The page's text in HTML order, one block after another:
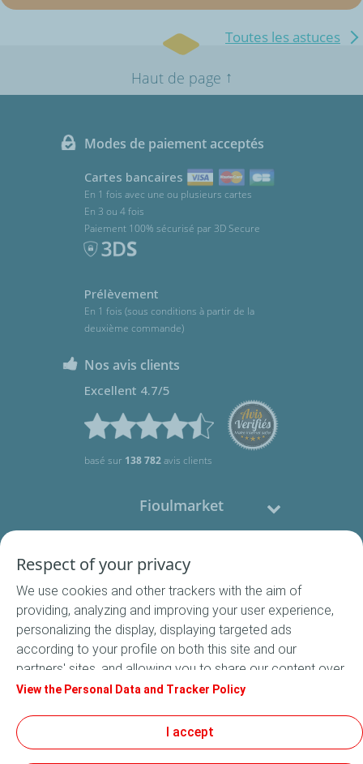
Toutes les astuces
Haut de page ↑
Modes de paiement acceptés
Cartes bancaires
En 1 fois avec une ou plusieurs cartes
En 3 ou 4 fois
Paiement 100% sécurisé par 3D Secure
Prélèvement
En 1 fois (sous conditions à partir de la
deuxième commande)
Nos avis clients
Excellent 4.7/5
basé sur 138 782avis clients
Fioulmarket
Nous contacter
Suivez-nous
Conditions Générales de Vente
Respect of your privacy
We use cookies and other trackers with the aim of
providing, analyzing and improving your user experience,
personalizing the display, displaying targeted ads
according to your profile on both this site and our
partners' sites, and allowing you to share our content over
social media. In accordance with French legislation,
default. You can change your cookie settings at any time
by clicking on the "Manage my cookies" button. By clicking
View the Personal Data and Tracker Policy
I accept